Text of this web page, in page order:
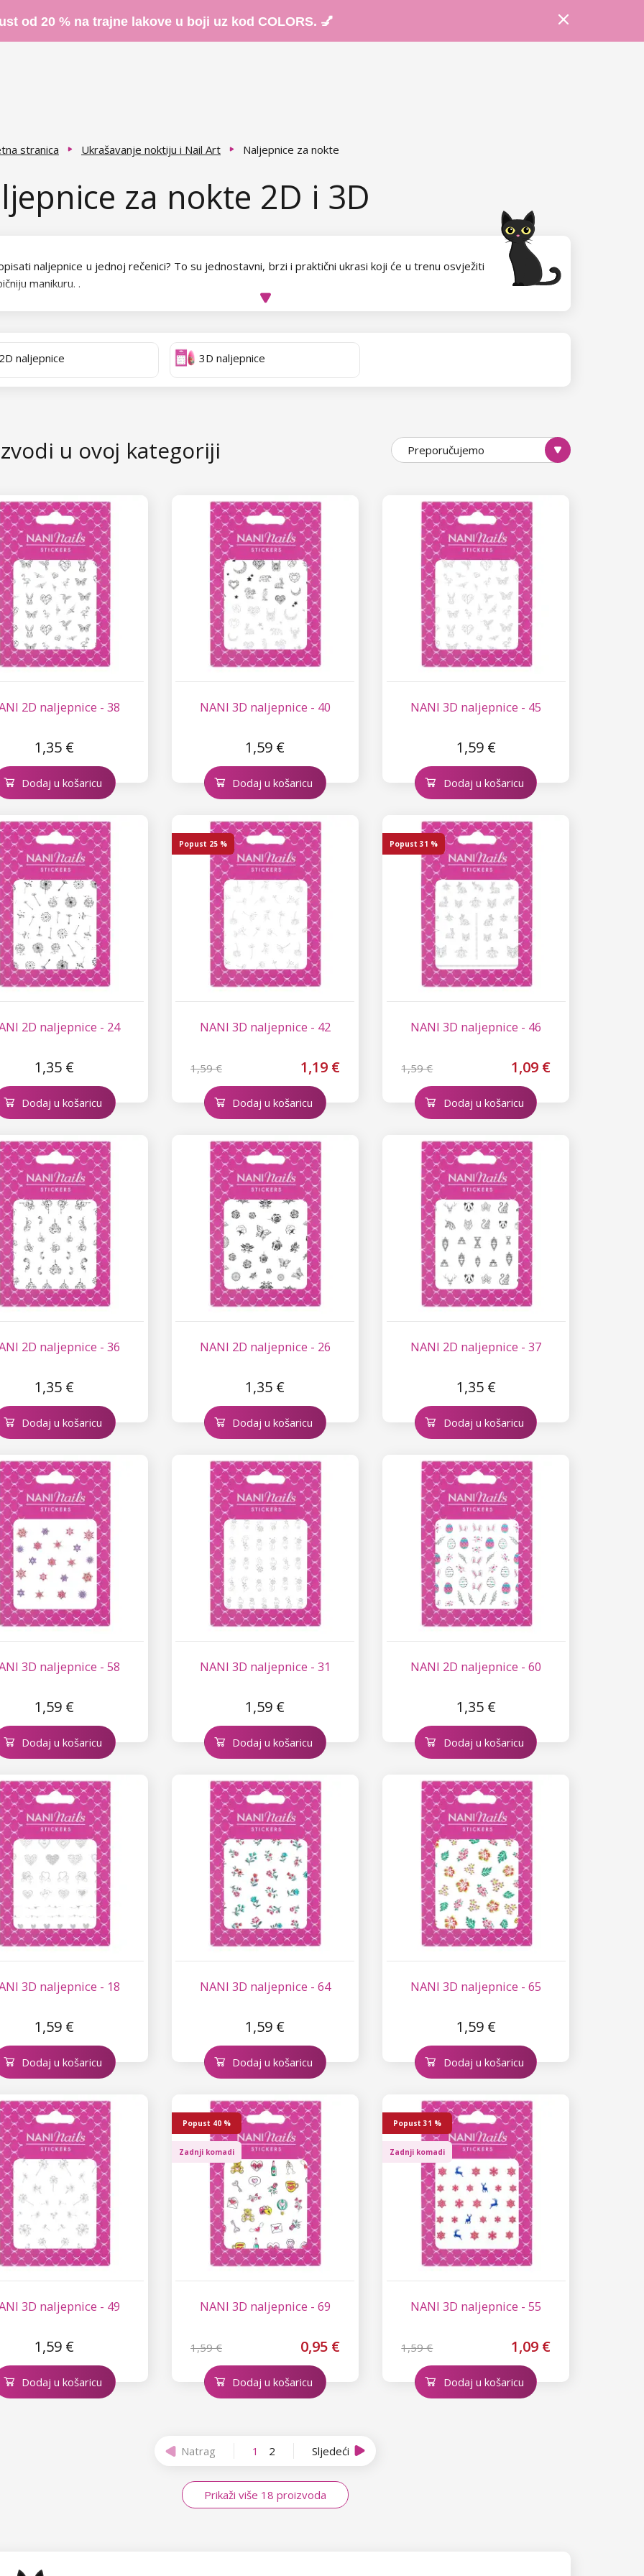
od 20 % na trajne lakove u boji uz kod COLORS. 💅
stranica Ukrašavanje noktiju i Nail Art Naljepnice za nokte
za nokte 2D i 3D
naljepnice u jednoj rečenici? To su jednostavni, brzi i praktični ukrasi koji će u trenu osvježiti
manikuru. .
2D naljepnica vam nudi mnoštvo najraznovrsnijih motiva, s kojima ćete svoje nokte moći
specifične su zbog svoje teksture. S njima se radi jednako lako kao i sa običnima, ali ćete
poseban efekat na noktima.
naljepnice 3D naljepnice
u ovoj kategoriji Preporučujemo
2D naljepnice - 38
1,35 €
Dodaj u košaricu
NANI 3D naljepnice - 40
1,59 €
Dodaj u košaricu
NANI 3D naljepnice - 45
1,59 €
Dodaj u košaricu
2D naljepnice - 24
1,35 €
Dodaj u košaricu
NANI 3D naljepnice - 42
1,59 € 1,19 €
Popust 25 %
Dodaj u košaricu
NANI 3D naljepnice - 46
1,59 € 1,09 €
Popust 31 %
Dodaj u košaricu
2D naljepnice - 36
1,35 €
Dodaj u košaricu
NANI 2D naljepnice - 26
1,35 €
Dodaj u košaricu
NANI 2D naljepnice - 37
1,35 €
Dodaj u košaricu
3D naljepnice - 58
1,59 €
Dodaj u košaricu
NANI 3D naljepnice - 31
1,59 €
Dodaj u košaricu
NANI 2D naljepnice - 60
1,35 €
Dodaj u košaricu
3D naljepnice - 18
1,59 €
Dodaj u košaricu
NANI 3D naljepnice - 64
1,59 €
Dodaj u košaricu
NANI 3D naljepnice - 65
1,59 €
Dodaj u košaricu
3D naljepnice - 49
1,59 €
Dodaj u košaricu
NANI 3D naljepnice - 69
1,59 € 0,95 €
Popust 40 %
Zadnji komadi
Dodaj u košaricu
NANI 3D naljepnice - 55
1,59 € 1,09 €
Popust 31 %
Zadnji komadi
Dodaj u košaricu
Natrag 1 2 Sljedeći
Prikaži više 18 proizvoda